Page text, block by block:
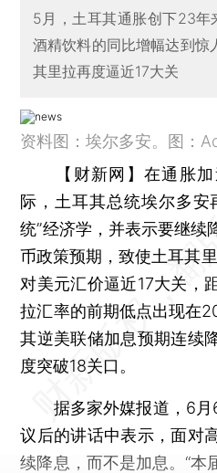
5月，土耳其通胀创下23年
酒精饮料的同比增幅达到惊
其里拉再度逼近17大关
资料图：埃尔多安。图：
【财新网】在通胀
际，土耳其总统埃尔多安
统”经济学，并表示要继续
币政策预期，致使土耳其
对美元汇价逼近17大关，
拉汇率的前期低点出现在
其逆美联储加息预期连续
度突破18关口。
据多家外媒报道，6月
议后的讲话中表示，面对
续降息，而不是加息。“本